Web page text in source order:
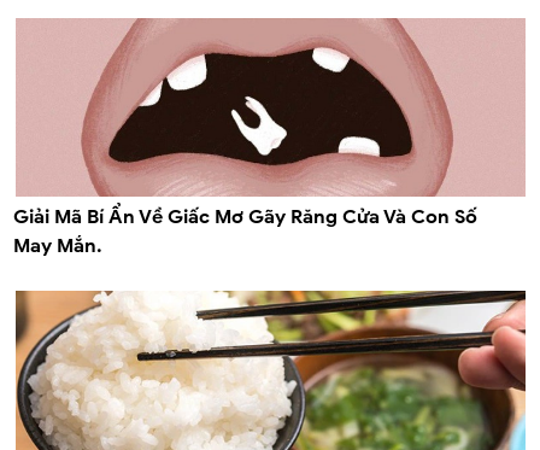
Giải Mã Bí Ẩn Về Giấc Mơ Gãy Răng Cửa Và Con Số
May Mắn.